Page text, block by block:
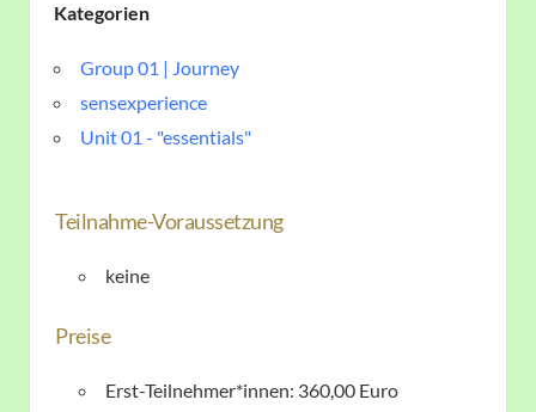
Kategorien
Group 01 | Journey
sensexperience
Unit 01 - "essentials"
Teilnahme-Voraussetzung
keine
Preise
Erst-Teilnehmer*innen: 360,00 Euro